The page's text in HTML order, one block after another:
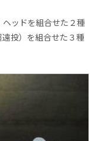
ッドを組合せた２種
投）を組合せた３種